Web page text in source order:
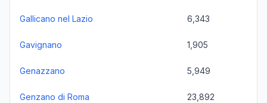
Gallicano nel Lazio 6,343
Gavignano 1,905
Genazzano 5,949
Genzano di Roma 23,892